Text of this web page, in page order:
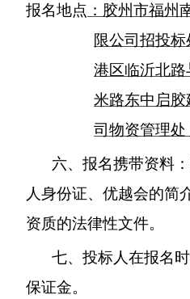
报名地点 ：胶州市福州
限公司招投标
港区临沂北
米路东中启
司物资管理处
六、报名携带资料
人身份证、优越会的简
资质的法律性文件。
七、投标人在报名
保证金。